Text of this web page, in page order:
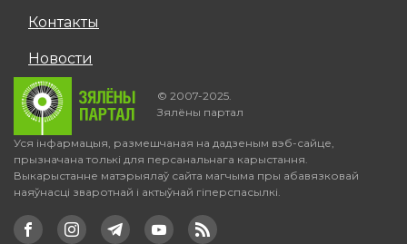
Контакты
Новости
© 2007-2025.
Зялёны партал
Уся інфармацыя, размешчаная на дадзеным вэб-сайце,
прызначана толькі для персанальнага карыстання.
Выкарыстанне матэрыялаў сайта магчыма пры абавязковай
наяўнасці зваротнай і актыўнай гіперспасылкі.